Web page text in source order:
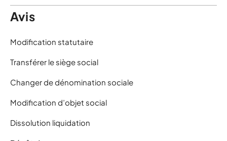
Avis
Modification statutaire
Transférer le siège social
Changer de dénomination sociale
Modification d’objet social
Dissolution liquidation